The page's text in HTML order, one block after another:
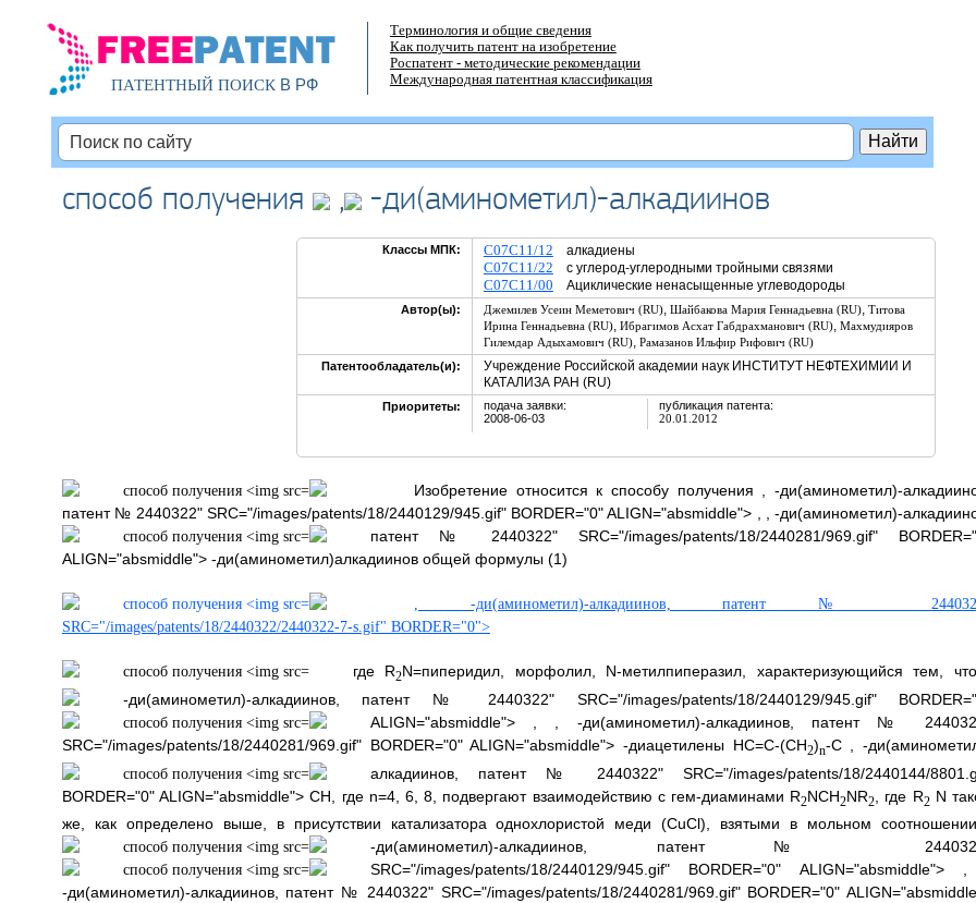
ПАТЕНТНЫЙ ПОИСКВ РФ
Терминология и общие сведения
Как получить патент на изобретение
Роспатент - методические рекомендации
Международная патентная классификация
способ получения , -ди(аминометил)-алкадиинов
Классы МПК: C07C11/12 алкадиены
C07C11/22 с углерод-углеродными тройными связями
C07C11/00 Ациклические ненасыщенные углеводороды
Автор(ы): Джемилев Усеин Меметович (RU), Шайбакова Мария Геннадьевна (RU), Титова
Ирина Геннадьевна (RU), Ибрагимов Асхат Габдрахманович (RU), Махмудияров
Гилемдар Адыхамович (RU), Рамазанов Ильфир Рифович (RU)
Патентообладатель(и):
Учреждение Российской академии наук ИНСТИТУТ НЕФТЕХИМИИ И
КАТАЛИЗА РАН (RU)
Приоритеты:
подача заявки:
2008-06-03
публикация патента:
20.01.2012
Изобретение относится к способу получения
-ди(аминометил)-
патент № 2440322" SRC="/images/patents/18/2440129/945.gif" BORDER="0" ALIGN="absmiddle"> ,
-ди(аминометил)-
патент № 2440322" SRC="/images/patents/18/2440281/969.gif"
ALIGN="absmiddle"> -ди(аминометил)алкадиинов общей формулы (1)
, -ди(аминометил)-алкадиинов, патент №
SRC="/images/patents/18/2440322/2440322-7-s.gif" BORDER="0">
где R2N=пиперидил, морфолил, N-метилпиперазил, характеризующийся тем,
-ди(аминометил)-алкадиинов, патент № 2440322" SRC="/images/patents/18/2440129/945.gif"
ALIGN="absmiddle"> ,
-ди(аминометил)-алкадиинов, патент №
SRC="/images/patents/18/2440281/969.gif" BORDER="0" ALIGN="absmiddle"> -диацетилены НС=С-(СН2)n-С,
-
алкадиинов, патент № 2440322" SRC="/images/patents/18/2440144/
BORDER="0" ALIGN="absmiddle"> СН, где n=4, 6, 8, подвергают взаимодействию с гем-диаминами R2NCH2NR2 , где R2N
же, как определено выше, в присутствии катализатора однохлористой меди (CuCl), взятыми в мольном
-ди(аминометил)-алкадиинов, патент №
SRC="/images/patents/18/2440129/945.gif" BORDER="0" ALIGN="absmiddle"> ,
-ди(аминометил)-алкадиинов, патент № 2440322" SRC="/images/patents/18/2440281/969.gif" BORDER="0"